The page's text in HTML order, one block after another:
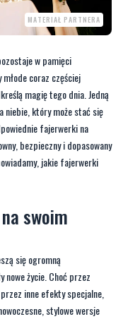
MATERIAŁ PARTNERA
w pamięci
coraz częściej
magię tego dnia. Jedną
niebie, który może stać się
fajerwerki na
bezpieczny i dopasowany
jakie fajerwerki
swoim
się ogromną
nowe życie. Choć przez
inne efekty specjalne,
stylowe wersje